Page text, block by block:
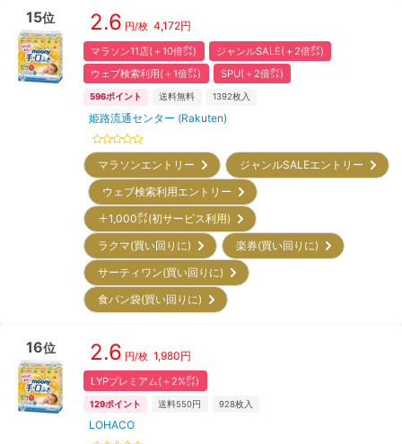
15位 2.6 円/枚 4,172円
マラソン11店(＋10倍㌽)
ジャンルSALE(＋2倍㌽)
ウェブ検索利用(＋1倍㌽)
SPU(＋2倍㌽)
596ポイント 送料無料 1392枚入
姫路流通センター (Rakuten)
マラソンエントリー
ジャンルSALEエントリー
ウェブ検索利用エントリー
＋1,000㌽(初サービス利用)
ラクマ(買い回りに)
楽券(買い回りに)
サーティワン(買い回りに)
食パン袋(買い回りに)
16位 2.6 円/枚 1,980円
LYPプレミアム(＋2%㌽)
129ポイント 送料550円 928枚入
LOHACO